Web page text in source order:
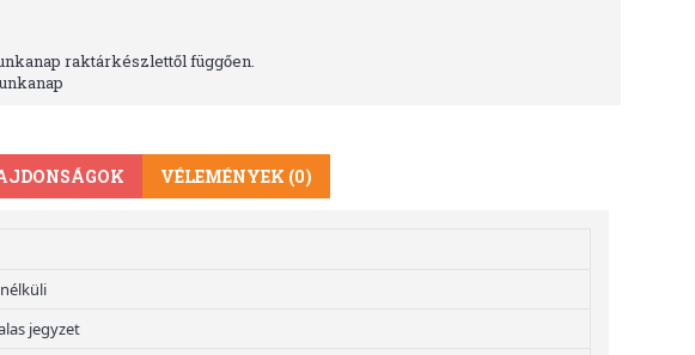
raktárkészlettől függően.
VÉLEMÉNYEK (0)
jegyzet